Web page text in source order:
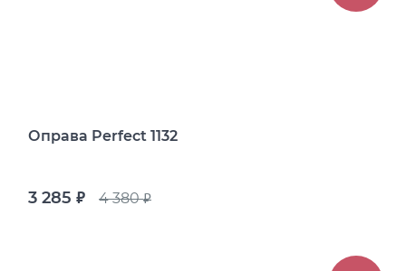
Оправа Perfect 1132
3 285 руб. 4 380руб.